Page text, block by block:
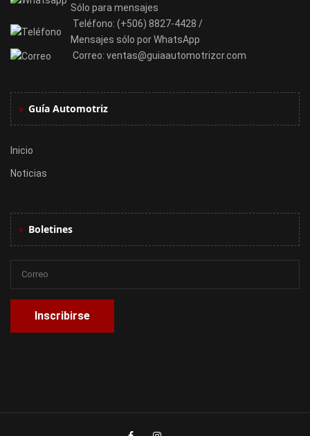
Sólo para mensajes
Teléfono: (+506) 8827-4428 /
Mensajes sólo por WhatsApp
Correo: ventas@guiaautomotrizcr.com
Guía Automotriz
Inicio
Noticias
Boletines